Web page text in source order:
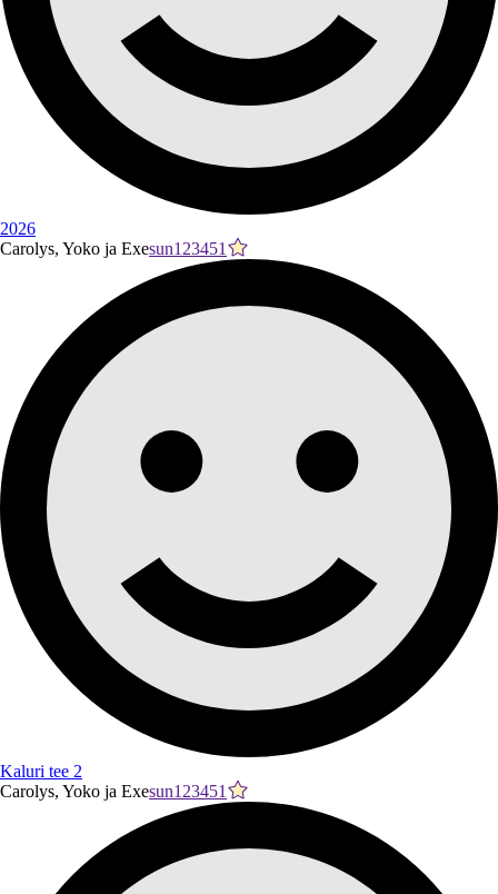
2026
Carolys, Yoko ja Exesun123451
Kaluri tee 2
Carolys, Yoko ja Exesun123451